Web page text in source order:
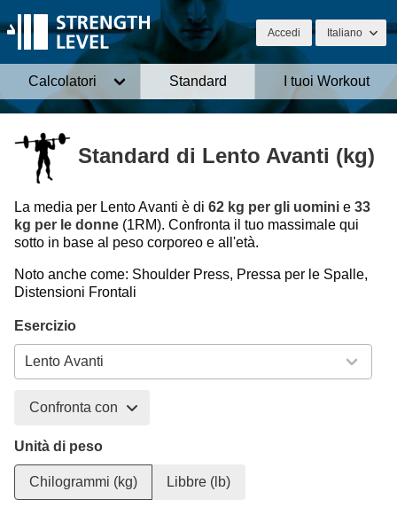
Accedi Italiano
Calcolatori Standard I tuoi Workout
Standard di Lento Avanti (kg)
La media per Lento Avanti è di 62 kg per gli uomini e 33
kg per le donne (1RM). Confronta il tuo massimale qui
sotto in base al peso corporeo e all'età.
Noto anche come: Shoulder Press, Pressa per le Spalle,
Distensioni Frontali
Esercizio
Confronta con
Unità di peso
Chilogrammi (kg) Libbre (lb)